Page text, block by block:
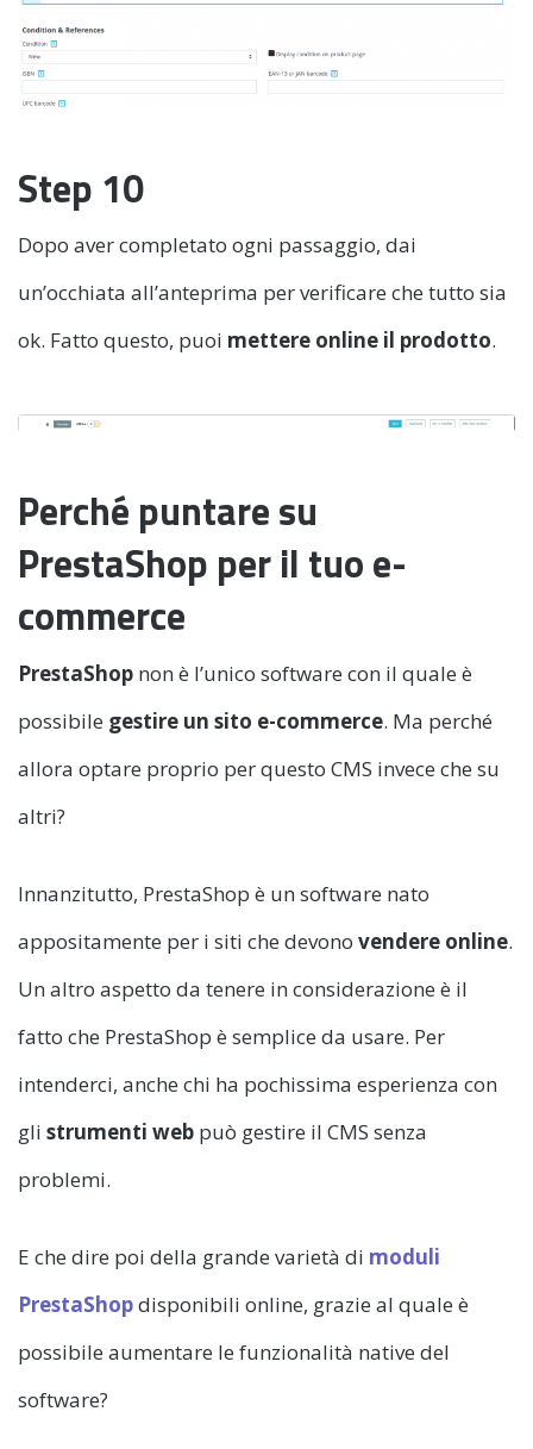
Step 10
Dopo aver completato ogni passaggio, dai
un’occhiata all’anteprima per verificare che tutto sia
ok. Fatto questo, puoi mettere online il prodotto.
Perché puntare su
PrestaShop per il tuo e-
commerce
PrestaShop non è l’unico software con il quale è
possibile gestire un sito e-commerce. Ma perché
allora optare proprio per questo CMS invece che su
altri?
Innanzitutto, PrestaShop è un software nato
appositamente per i siti che devono vendere online.
Un altro aspetto da tenere in considerazione è il
fatto che PrestaShop è semplice da usare. Per
intenderci, anche chi ha pochissima esperienza con
gli strumenti web può gestire il CMS senza
problemi.
E che dire poi della grande varietà di moduli
PrestaShopdisponibili online, grazie al quale è
possibile aumentare le funzionalità native del
software?